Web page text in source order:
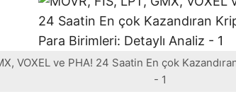
VOXEL ve PHA! 24 Saatin En çok
- 1